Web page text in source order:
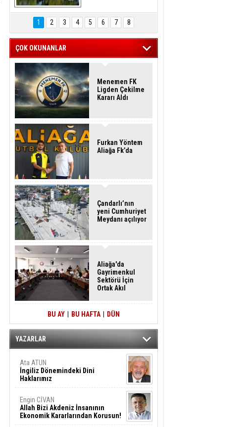
Hasan Eser'in
Objektifinden
1 2 3 4 5 6 7 8
ÇOK OKUNANLAR
Menemen FK
Ligden Çekilme
Kararı Aldı
Furkan Yöntem
Aliağa Fk’da
Çandarlı’nın
yeni Cumhuriyet
Meydanı açılıyor
Aliağa'da
Gayrimenkul
Sektörü İçin
Ortak Akıl
BU AY BU HAFTA DÜN
YAZARLAR
Ata ATUN
İngiliz Dönemindeki Dini
Haklarımız
Engin CİVAN
Allah Bizi Akdeniz İnsanının
Ekonomik Kararlarından Korusun!